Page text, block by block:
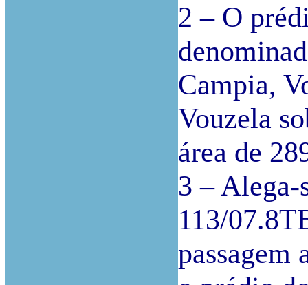
2 – O
Campia,
Vouzela
área de
3 – Alega-
113/